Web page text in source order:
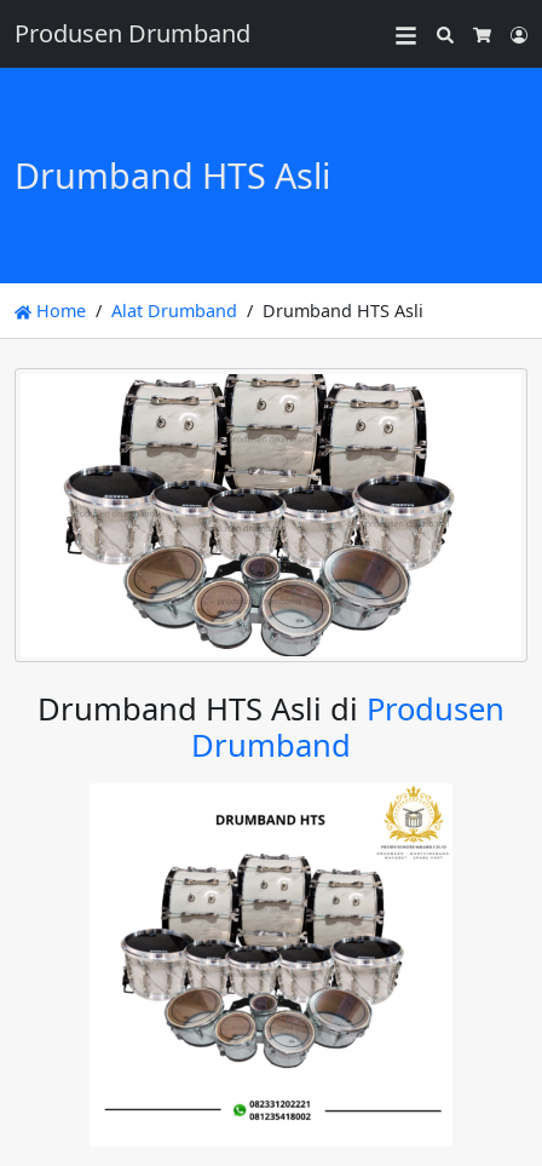
Produsen Drumband
Search
Drumband HTS Asli
Home Alat Drumband Drumband HTS Asli
Drumband HTS Asli di Produsen
Drumband